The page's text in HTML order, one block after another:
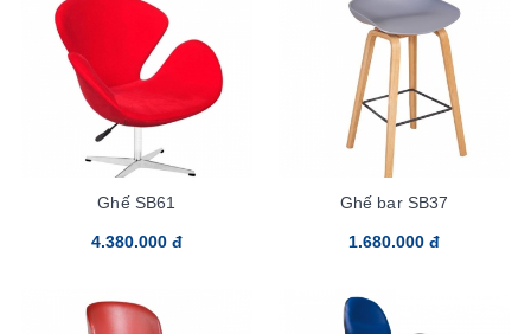
Ghế SB61
4.380.000 đ
Ghế bar SB37
1.680.000 đ